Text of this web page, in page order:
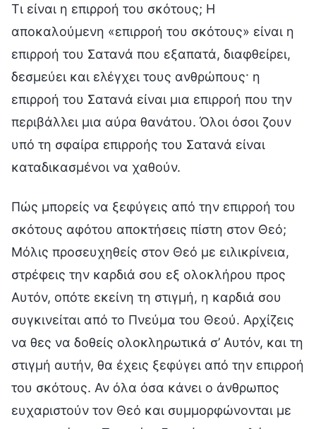
Τι είναι η επιρροή του σκότους; Η
αποκαλούμενη «επιρροή του σκότους» είναι η
επιρροή του Σατανά που εξαπατά, διαφθείρει,
δεσμεύει και ελέγχει τους ανθρώπους· η
επιρροή του Σατανά είναι μια επιρροή που την
περιβάλλει μια αύρα θανάτου. Όλοι όσοι ζουν
υπό τη σφαίρα επιρροής του Σατανά είναι
καταδικασμένοι να χαθούν.
Πώς μπορείς να ξεφύγεις από την επιρροή του
σκότους αφότου αποκτήσεις πίστη στον Θεό;
Μόλις προσευχηθείς στον Θεό με ειλικρίνεια,
στρέφεις την καρδιά σου εξ ολοκλήρου προς
Αυτόν, οπότε εκείνη τη στιγμή, η καρδιά σου
συγκινείται από το Πνεύμα του Θεού. Αρχίζεις
να θες να δοθείς ολοκληρωτικά σ’ Αυτόν, και τη
στιγμή αυτήν, θα έχεις ξεφύγει από την επιρροή
του σκότους. Αν όλα όσα κάνει ο άνθρωπος
ευχαριστούν τον Θεό και συμμορφώνονται με